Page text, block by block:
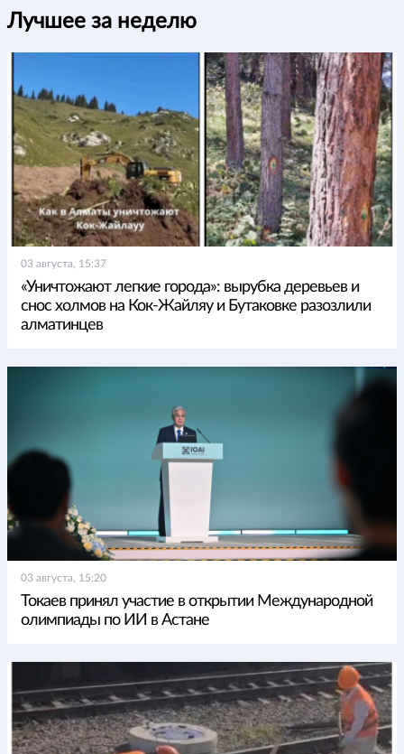
Лучшее за неделю
03 августа, 15:37
«Уничтожают легкие города»: вырубка деревьев и
снос холмов на Кок-Жайляу и Бутаковке разозлили
алматинцев
03 августа, 15:20
Токаев принял участие в открытии Международной
олимпиады по ИИ в Астане